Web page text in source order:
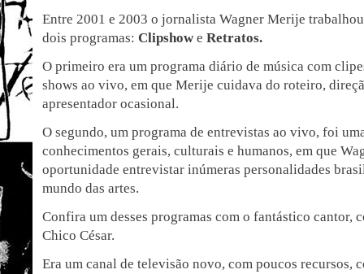
Entre 2001 e 2003 o jornalista Wagner Merije
dois programas: Clipshow e Retratos.
O primeiro era um programa diário de música com
shows ao vivo, em que Merije cuidava do roteiro,
apresentador ocasional.
O segundo, um programa de entrevistas ao vivo, foi
conhecimentos gerais, culturais e humanos, em que
oportunidade entrevistar inúmeras personalidades
mundo das artes.
Confira um desses programas com o fantástico cantor,
Chico César.
Era um canal de televisão novo, com poucos recursos,